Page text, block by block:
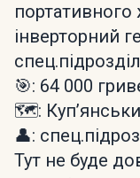
інверторний
🎯: 64 000
🗺️:
👤:
Тут не буде